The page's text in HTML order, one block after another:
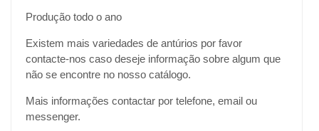
Produção todo o ano
Existem mais variedades de antúrios por favor
contacte-nos caso deseje informação sobre algum que
não se encontre no nosso catálogo.
Mais informações contactar por telefone, email ou
messenger.